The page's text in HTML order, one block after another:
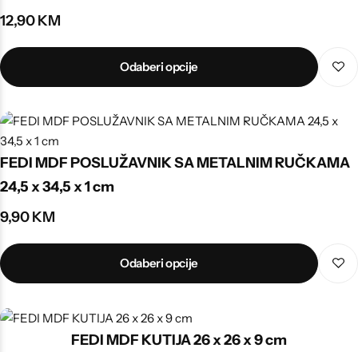
12,90KM
Odaberi opcije
FEDI MDF POSLUŽAVNIK SA METALNIM RUČKAMA
24,5 x 34,5 x 1 cm
9,90KM
Odaberi opcije
FEDI MDF KUTIJA 26 x 26 x 9 cm